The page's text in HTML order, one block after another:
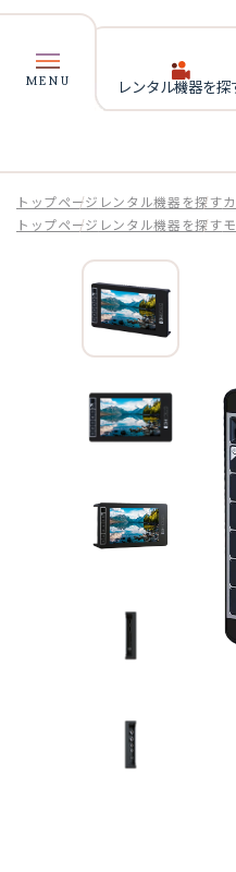
MENU レンタル機器を探
トップページ レンタル機器を探す
トップページ レンタル機器を探す